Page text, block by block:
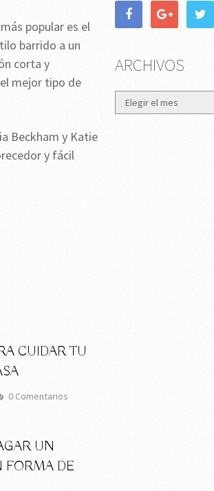
popular es el
barrido a un
corta y
mejor tipo de
Beckham y Katie
y fácil
CUIDAR TU
0 Comentarios
UN
FORMA DE
ARCHIVOS
Archivos